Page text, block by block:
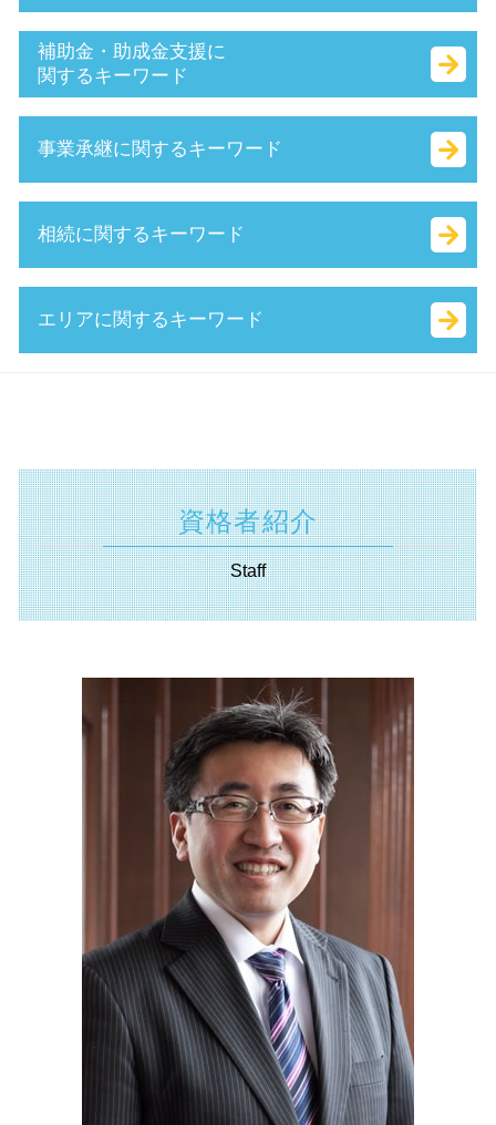
企業組合 とは
経営 計画 作り方
創業 計画書 とは
保証制度 とは
赤字 経営
中小企業再生支援協議会 とは
マル経融資 とは
持続的発展
キャッシュフロー とは
経営革新等支援機関 申請
認定支援機関 経営改善計画
会社 資本金 とは
法人化 費用
スタートアップ とは
合同会社 法人税
株式会社 資本金 最低
会社設立 資本金 決め方
決算月 決め方
定款 事業 目的 とは
会社設立 費用
合同 会社 経費
合同会社 設立 資本金
無限責任 とは
法人化 メリット
補助金・助成金支援に
関するキーワード
事業承継補助金 とは
履歴事項全部証明書 とは
補助金 返還 とは
両立支援等助成金 とは
小規模事業者持続化補助金 とは
ものづくり補助金
中小企業省エネ 補助金
特定求職者雇用開発助成金 とは
起業 補助金 とは
創業支援事業者補助金 とは
補助金 交付申請書 とは
事業承継に関するキーワード
株式 譲渡 契約書 とは
自社株 評価
公開 買い付け とは
事業 譲渡 とは
株式 譲渡 とは
株式 移転 とは
会社 分割
自己 株式 とは
m&a 株式 譲渡
事業 譲渡 契約書 とは
企業 合併
事業 承継 とは
相続に関するキーワード
相続税 配偶者控除
分割 相続
抵当権設定 登記
確定申告 遺産相続
相続 種類
単純承認 とは
遺産 分割
相続 放棄 とは
相続 兄弟
相続税 調査
相続 基礎 控除
相続 不動産 売却 確定 申告 必要書類
エリアに関するキーワード
不動産 相模原市 相談
補助金申請 東京都 税理士
資金調達 川崎市 税理士
資金調達 横浜市 相談
助成金申請 横浜市 税理士
経営革新等支援機関 静岡県 税理士
認定支援機関 横須賀市 相談
起業支援 神奈川県 税理士
起業支援 埼玉県 相談
相続 相模原市 相談
経営革新等支援機関 相模原市 相談
相続 横須賀市 税理士
資金調達 横須賀市 税理士
資金調達 静岡県 相談
遺言書 東京都 相談
資格者紹介
Staff